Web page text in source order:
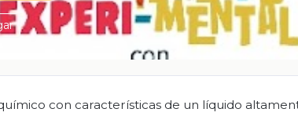
con características de un líquido